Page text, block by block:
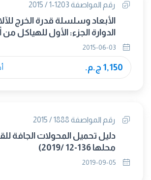
رقم المواصفة 1203-1 / 2015
الأبعاد وسلسلة قدرة الخرج
400 وللفلانشات من أرقام 55 إلى 1080
1,150 ج.م.
رقم المواصفة 1888 / 2015
دليل تحميل المحولات الجافة
محلها 136-12 /2019)